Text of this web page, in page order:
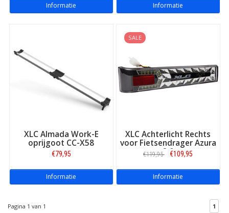
Informatie Informatie
XLC Almada Work-E
oprijgoot CC-X58
€79,95
Informatie
SALE
XLC Achterlicht Rechts
voor Fietsendrager Azura
2.0
€119,95 €109,95
Informatie
Pagina 1 van 1 1